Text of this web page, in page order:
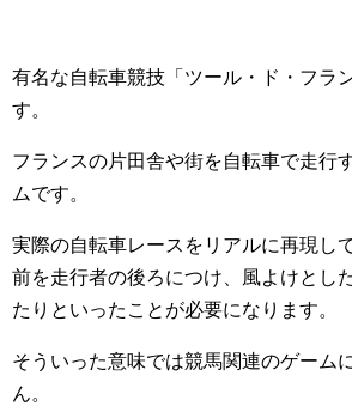
有名な自転車競技「ツール・ド・フラ
す。
フランスの片田舎や街を自転車で走行
ムです。
実際の自転車レースをリアルに再現し
前を走行者の後ろにつけ、風よけとし
たりといったことが必要になります。
そういった意味では競馬関連のゲーム
ん。